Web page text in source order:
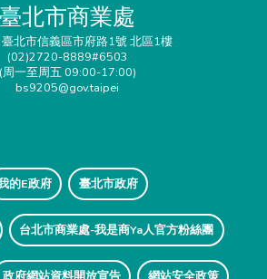
臺北市商業處
北市信義區市府路1號 北區1樓
(02)2720-8889#6503
(周一至周五 09:00-17:00)
bs9205@gov.taipei
的E政府 臺北市政府
台北市商業處-我是商Ya人官方粉絲團